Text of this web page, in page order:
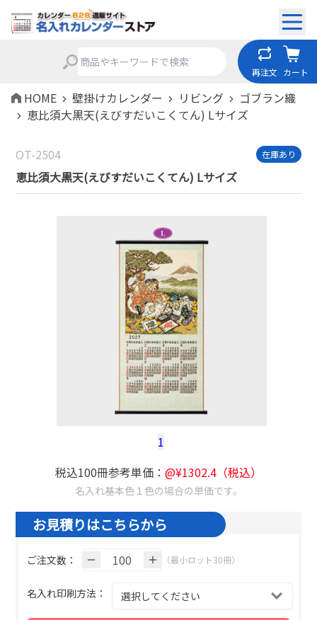
再注文 カート
HOME 壁掛けカレンダー リビング
ゴブラン織
恵比須大黒天(えびすだいこくてん) Lサイズ
OT-2504 在庫あり
恵比須大黒天(えびすだいこくてん) Lサイズ
1
税込100冊参考単価： @¥1302.4 （税込）
名入れ基本色１色の場合の単価です。
お見積りはこちらから
ご注文数： （最小ロット30冊）
名入れ印刷方法：